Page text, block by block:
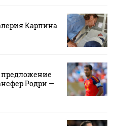
Карпина
предложение
Родри —